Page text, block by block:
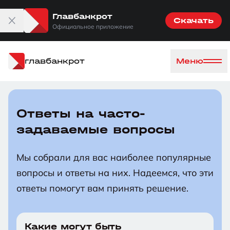
Главбанкрот
Официальное приложение
Скачать
главбанкрот Меню
Ответы на часто-
задаваемые вопросы
Мы собрали для вас наиболее популярные
вопросы и ответы на них. Надеемся, что эти
ответы помогут вам принять решение.
Какие могут быть